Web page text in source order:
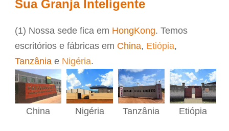
Sua Granja Inteligente
(1) Nossa sede fica em HongKong. Temos
escritórios e fábricas em China, Etiópia,
Tanzânia e Nigéria.
China Nigéria Tanzânia Etiópia